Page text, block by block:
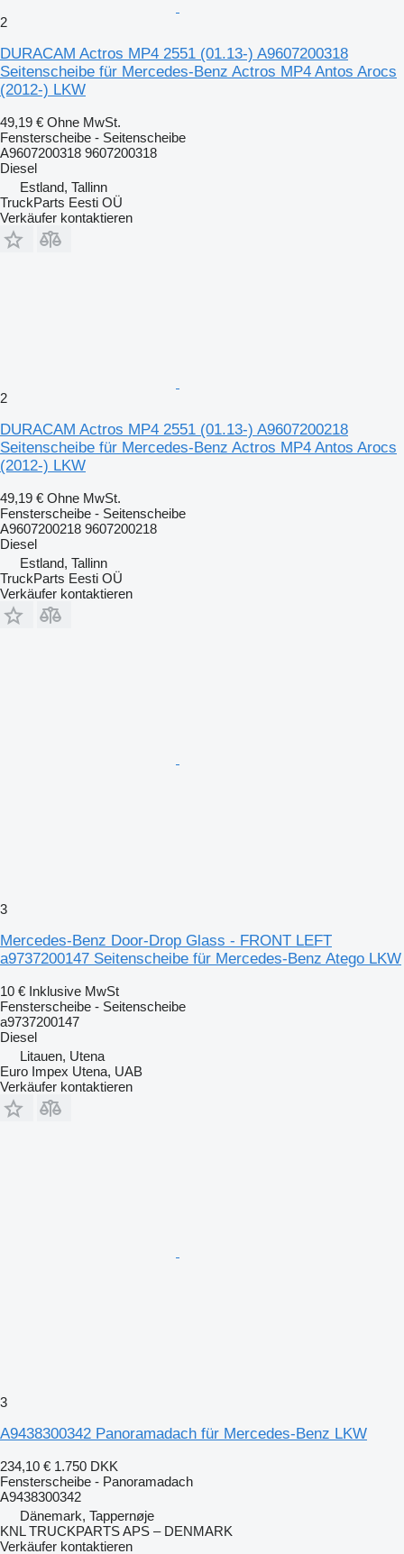
2
DURACAM Actros MP4 2551 (01.13-) A9607200318
Seitenscheibe für Mercedes-Benz Actros MP4 Antos Arocs
(2012-) LKW
49,19 € Ohne MwSt.
Fensterscheibe - Seitenscheibe
A9607200318 9607200318
Diesel
Estland, Tallinn
TruckParts Eesti OÜ
Verkäufer kontaktieren
2
DURACAM Actros MP4 2551 (01.13-) A9607200218
Seitenscheibe für Mercedes-Benz Actros MP4 Antos Arocs
(2012-) LKW
49,19 € Ohne MwSt.
Fensterscheibe - Seitenscheibe
A9607200218 9607200218
Diesel
Estland, Tallinn
TruckParts Eesti OÜ
Verkäufer kontaktieren
3
Mercedes-Benz Door-Drop Glass - FRONT LEFT
a9737200147 Seitenscheibe für Mercedes-Benz Atego LKW
10 € Inklusive MwSt
Fensterscheibe - Seitenscheibe
a9737200147
Diesel
Litauen, Utena
Euro Impex Utena, UAB
Verkäufer kontaktieren
3
A9438300342 Panoramadach für Mercedes-Benz LKW
234,10 € 1.750 DKK
Fensterscheibe - Panoramadach
A9438300342
Dänemark, Tappernøje
KNL TRUCKPARTS APS – DENMARK
Verkäufer kontaktieren